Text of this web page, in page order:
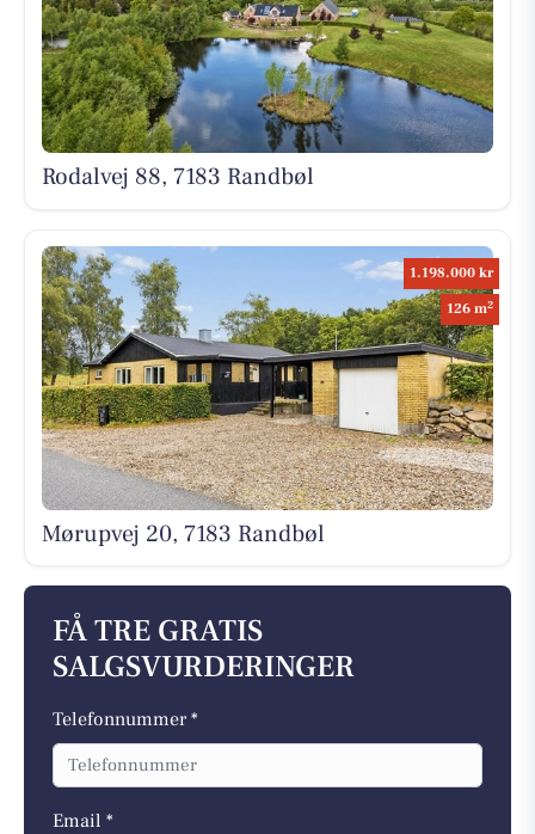
Rodalvej 88, 7183 Randbøl
1.198.000 kr
126 m2
Mørupvej 20, 7183 Randbøl
FÅ TRE GRATIS
SALGSVURDERINGER
Telefonnummer *
Email *